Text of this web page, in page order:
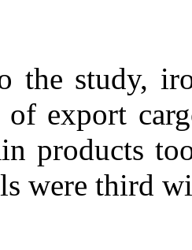
the study,
export
products
were third